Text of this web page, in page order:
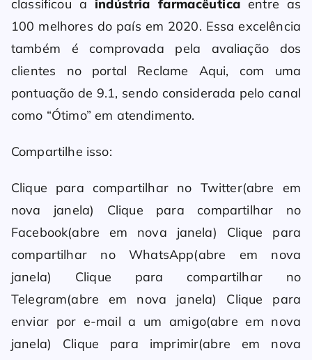
classificou a indústria farmacêutica entre as
100 melhores do país em 2020. Essa excelência
também é comprovada pela avaliação dos
clientes no portal Reclame Aqui, com uma
pontuação de 9.1, sendo considerada pelo canal
como “Ótimo” em atendimento.
Compartilhe isso:
Clique para compartilhar no Twitter(abre em
nova janela) Clique para compartilhar no
Facebook(abre em nova janela) Clique para
compartilhar no WhatsApp(abre em nova
janela) Clique para compartilhar no
Telegram(abre em nova janela) Clique para
enviar por e-mail a um amigo(abre em nova
janela) Clique para imprimir(abre em nova